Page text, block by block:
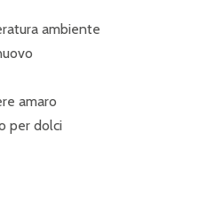
ambiente
amaro
per dolci